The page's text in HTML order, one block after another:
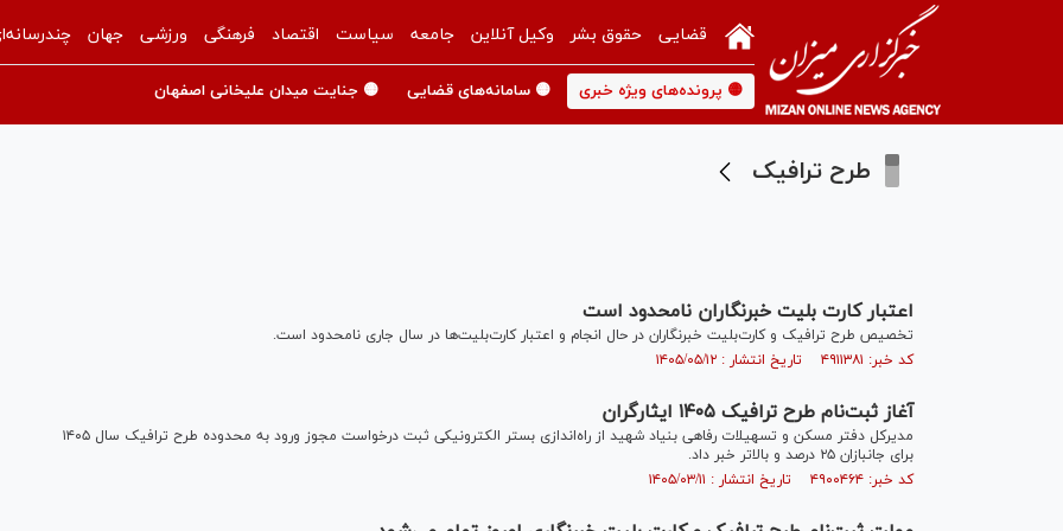
قضایی حقوق بشر وکیل آنلاین جامعه سیاست اقتصاد فرهنگی ورزشی جهان
🟡 پرونده‌های ویژه خبری 🟡 سامانه‌های قضایی 🟡 جنایت میدان علیخانی اصفهان
طرح ترافیک
اعتبار کارت‌ بلیت خبرنگاران نامحدود است
تخصیص طرح ترافیک و کارت‌بلیت خبرنگاران در حال انجام و اعتبار کارت‌بلیت‌ها در سال جاری نامحدود است.
کد خبر: ۴۹۱۱۳۸۱ تاریخ انتشار : ۱۴۰۵/۰۵/۱۲
آغاز ثبت‌نام طرح ترافیک ۱۴۰۵ ایثارگران
مدیرکل دفتر مسکن و تسهیلات رفاهی بنیاد شهید از راه‌اندازی بستر الکترونیکی ثبت درخواست مجوز ورود به محدوده طرح ترافیک سال ۱۴۰۵
برای جانبازان ۲۵ درصد و بالاتر خبر داد.
کد خبر: ۴۹۰۰۴۶۴ تاریخ انتشار : ۱۴۰۵/۰۳/۱۱